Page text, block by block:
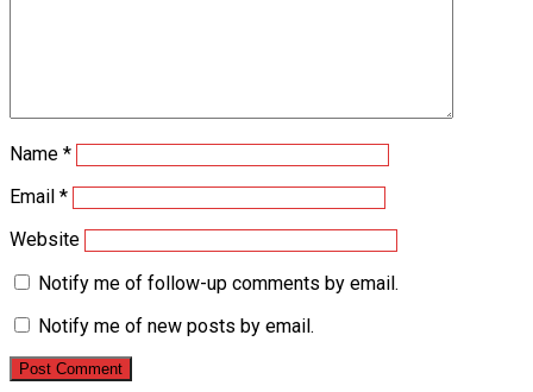
Name *
Email *
Website
Notify me of follow-up comments by email.
Notify me of new posts by email.